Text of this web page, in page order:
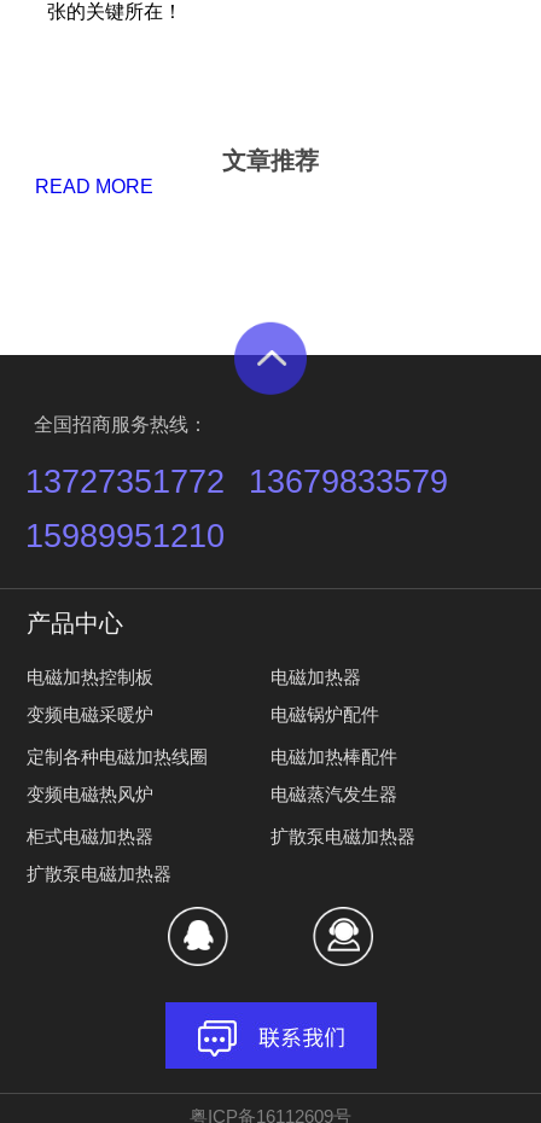
张的关键所在！
文章推荐
READ MORE
全国招商服务热线：
13727351772
13679833579
15989951210
产品中心
电磁加热控制板
电磁加热器
变频电磁采暖炉
电磁锅炉配件
定制各种电磁加热线圈
电磁加热棒配件
变频电磁热风炉
电磁蒸汽发生器
柜式电磁加热器
扩散泵电磁加热器
扩散泵电磁加热器
粤ICP备16112609号